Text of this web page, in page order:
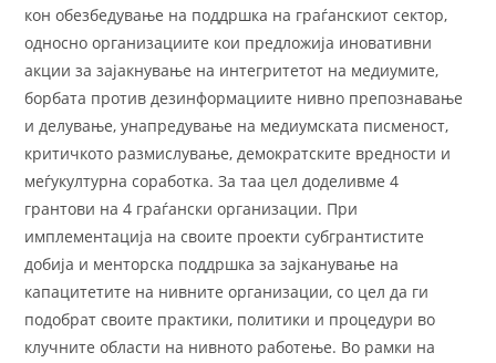
кон обезбедување на поддршка на граѓанскиот сектор,
односно организациите кои предложија иновативни
акции за зајакнување на интегритетот на медиумите,
борбата против дезинформациите нивно препознавање
и делување, унапредување на медиумската писменост,
критичкото размислување, демократските вредности и
меѓукултурна соработка. За таа цел доделивме 4
грантови на 4 граѓански организации. При
имплементација на своите проекти субгрантистите
добија и менторска поддршка за зајканување на
капацитетите на нивните организации, со цел да ги
подобрат своите практики, политики и процедури во
клучните области на нивното работење. Во рамки на